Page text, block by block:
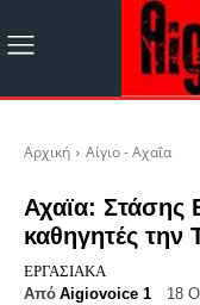
Αρχική Αίγιο - Αχαΐα
Αχαϊα: Στάσης
καθηγητές την
ΕΡΓΑΣΙΑΚΆ
Από Aigiovoice 1 18